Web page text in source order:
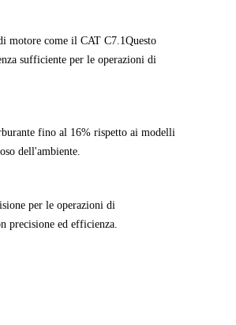
motore come il CAT C7.1Questo
sufficiente per le operazioni di
fino al 16% rispetto ai modelli
dell'ambiente.
per le operazioni di
precisione ed efficienza.